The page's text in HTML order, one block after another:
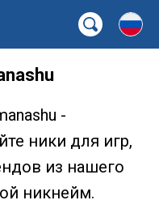
-
ники для игр,
из нашего
никнейм.